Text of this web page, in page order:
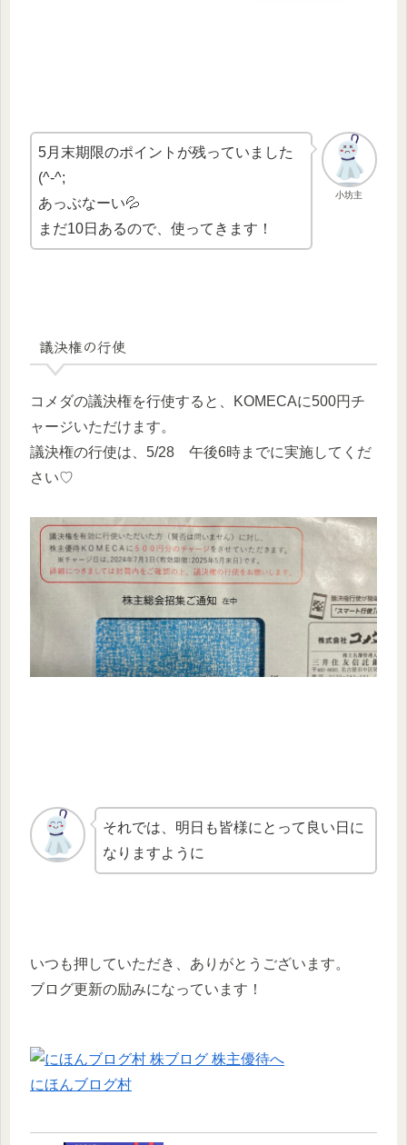
小坊主
5月末期限のポイントが残っていました
(^-^;
あっぶなーい💦
まだ10日あるので、使ってきます！
議決権の行使
コメダの議決権を行使すると、KOMECAに500円チ
ャージいただけます。
議決権の行使は、5/28 午後6時までに実施してくだ
さい♡
それでは、明日も皆様にとって良い日に
なりますように
いつも押していただき、ありがとうございます。
ブログ更新の励みになっています！
にほんブログ村